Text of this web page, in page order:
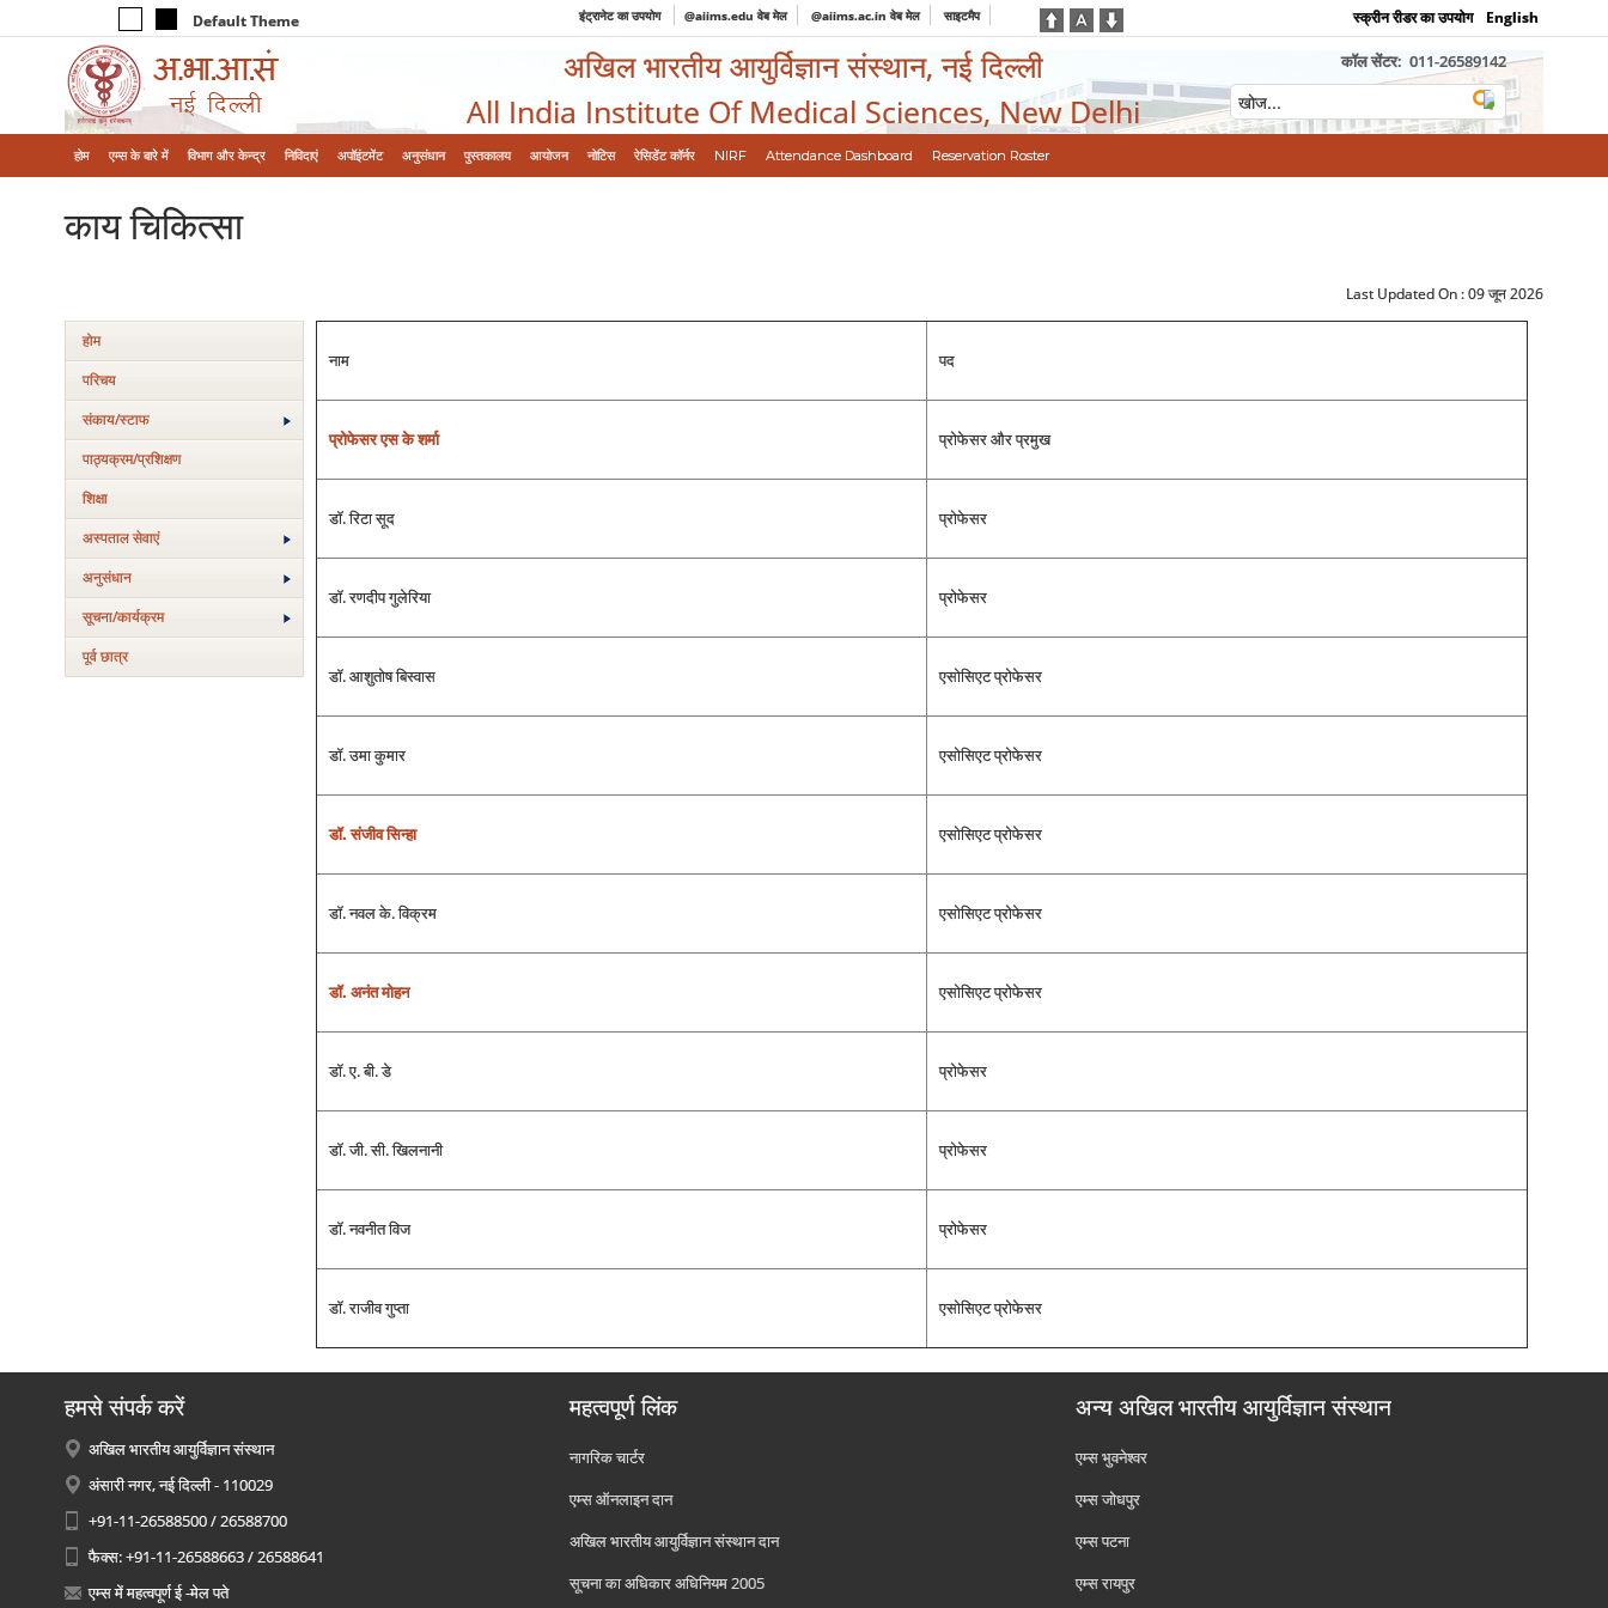
Default Theme इंट्रानेट का उपयोग @aiims.edu वेब मेल @aiims.ac.in वेब मेल साइटमैप स्क्रीन रीडर का उपयोग English
अखिल भारतीय आयुर्विज्ञान संस्थान, नई दिल्ली
All India Institute Of Medical Sciences, New Delhi
कॉल सेंटर: 011-26589142
होम एम्‍स के बारे में विभाग और केन्‍द्र निविदाएं अपॉइंटमेंट अनुसंधान पुस्तकालय आयोजन नोटिस रेसिडेंट कॉर्नर NIRF Attendance Dashboard Reservation Roster
काय चिकित्‍सा
Last Updated On :09 जून 2026
होम
परिचय
संकाय/स्‍टाफ
पाठ्यक्रम/प्रशिक्षण
शिक्षा
अस्‍पताल सेवाएं
अनुसंधान
सूचना/कार्यक्रम
पूर्व छात्र
नाम पद
प्रोफेसर एस के शर्मा प्रोफेसर और प्रमुख
डॉ. रिटा सूद प्रोफेसर
डॉ. रणदीप गुलेरिया प्रोफेसर
डॉ. आशुतोष बिस्‍वास एसोसिएट प्रोफेसर
डॉ. उमा कुमार एसोसिएट प्रोफेसर
डॉ. संजीव सिन्‍हा एसोसिएट प्रोफेसर
डॉ. नवल के. विक्रम एसोसिएट प्रोफेसर
डॉ. अनंत मोहन एसोसिएट प्रोफेसर
डॉ. ए. बी. डे प्रोफेसर
डॉ. जी. सी. खिलनानी प्रोफेसर
डॉ. नवनीत विज प्रोफेसर
डॉ. राजीव गुप्‍ता एसोसिएट प्रोफेसर
हमसे संपर्क करें
अखिल भारतीय आयुर्विज्ञान संस्थान
अंसारी नगर, नई दिल्ली - 110029
+91-11-26588500 / 26588700
फैक्स: +91-11-26588663 / 26588641
एम्स में महत्वपूर्ण ई -मेल पते
महत्वपूर्ण लिंक
नागरिक चार्टर
एम्स ऑनलाइन दान
अखिल भारतीय आयुर्विज्ञान संस्थान दान
सूचना का अधिकार अधिनियम 2005
अन्य अखिल भारतीय आयुर्विज्ञान संस्थान
एम्‍स भुवनेश्वर
एम्‍स जोधपुर
एम्‍स पटना
एम्‍स रायपुर